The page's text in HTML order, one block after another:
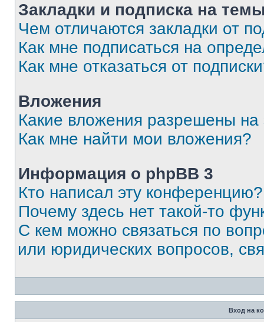
Закладки и подписка на
Чем отличаются закладки от
Как мне подписаться на
Как мне отказаться от
Вложения
Какие вложения разрешены
Как мне найти мои вложения?
Информация о phpBB 3
Кто написал эту конференцию?
Почему здесь нет такой-то
С кем можно связаться по
или юридических вопросов,
Вход на